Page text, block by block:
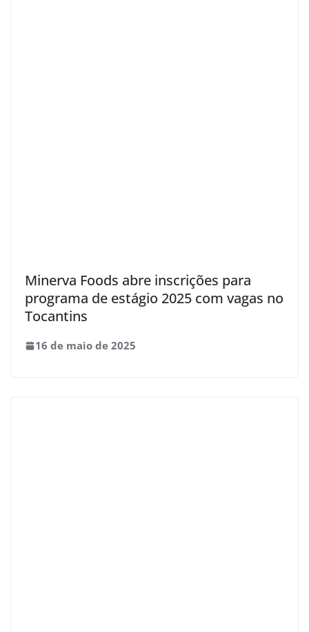
Minerva Foods abre inscrições para
programa de estágio 2025 com vagas no
Tocantins
16 de maio de 2025